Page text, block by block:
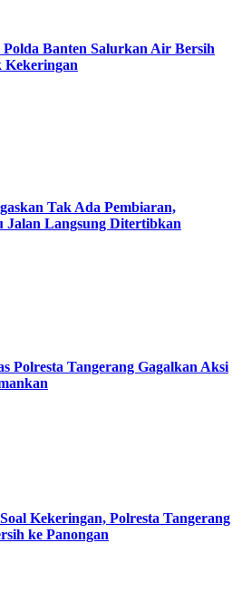
Banten Salurkan Air Bersih
Kekeringan
Tak Ada Pembiaran,
Jalan Langsung Ditertibkan
Polresta Tangerang Gagalkan Aksi
Kekeringan, Polresta Tangerang
ke Panongan